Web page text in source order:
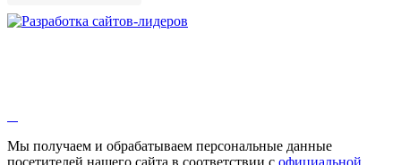
Змееголовник
Мыльнянка
Мы получаем и обрабатываем персональные данные
посетителей нашего сайта в соответствии с официальной